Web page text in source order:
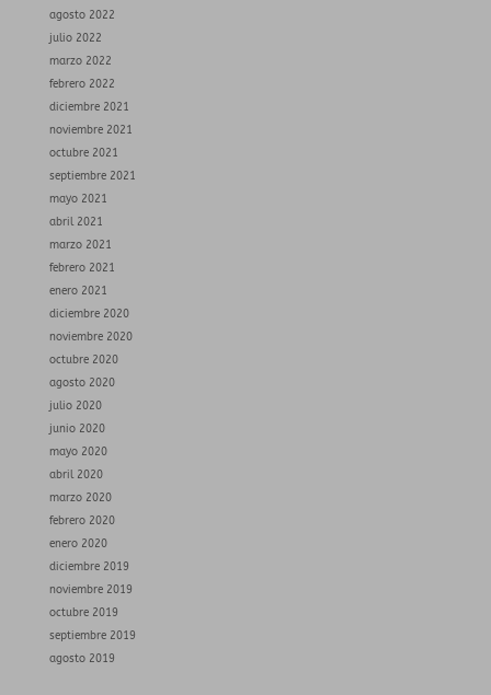
agosto 2022
julio 2022
marzo 2022
febrero 2022
diciembre 2021
noviembre 2021
octubre 2021
septiembre 2021
mayo 2021
abril 2021
marzo 2021
febrero 2021
enero 2021
diciembre 2020
noviembre 2020
octubre 2020
agosto 2020
julio 2020
junio 2020
mayo 2020
abril 2020
marzo 2020
febrero 2020
enero 2020
diciembre 2019
noviembre 2019
octubre 2019
septiembre 2019
agosto 2019